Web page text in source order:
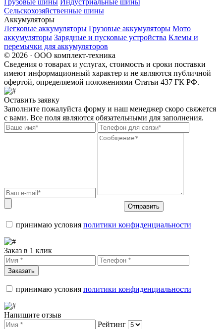
Сельскохозяйственные шины
Аккумуляторы
Легковые аккумуляторы Грузовые аккумуляторы Мото
аккумуляторы Зарядные и пусковые устройства Клемы и
перемычки для аккумуляторов
© 2026 · ООО комплект-техника
Сведения о товарах и услугах, стоимость и сроки поставки
имеют информационный характер и не являются публичной
офертой, определяемой положениями Статьи 437 ГК РФ.
Оставить заявку
Заполните пожалуйста форму и наш менеджер скоро свяжется
с вами. Все поля являются обязательными для заполнения.
Отправить
принимаю условия политики конфиденциальности
Заказ в 1 клик
Заказать
принимаю условия политики конфиденциальности
Напишите отзыв
Рейтинг